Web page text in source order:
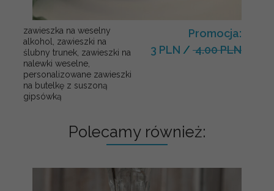
zawieszka na weselny
alkohol, zawieszki na
ślubny trunek, zawieszki na
nalewki weselne,
personalizowane zawieszki
na butelkę z suszoną
gipsówką
Promocja:
3 PLN / 4.00 PLN
Polecamy również: